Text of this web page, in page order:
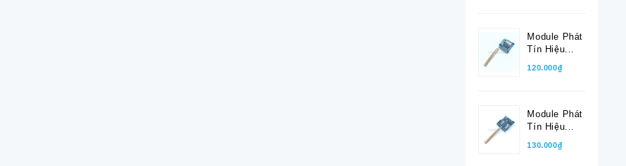
Module Phát
Tín Hiệu...
120.000₫
Module Phát
Tín Hiệu...
130.000₫